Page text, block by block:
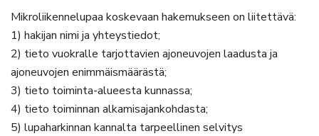
Mikroliikennelupaa koskevaan hakemukseen on liitettävä:
1) hakijan nimi ja yhteystiedot;
2) tieto vuokralle tarjottavien ajoneuvojen laadusta ja
ajoneuvojen enimmäismäärästä;
3) tieto toiminta-alueesta kunnassa;
4) tieto toiminnan alkamisajankohdasta;
5) lupaharkinnan kannalta tarpeellinen selvitys